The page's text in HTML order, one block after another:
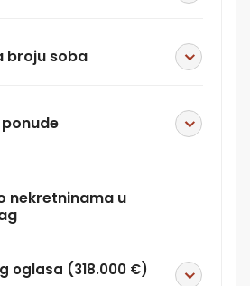
broju soba
nekretninama u
oglasa (318.000 €)